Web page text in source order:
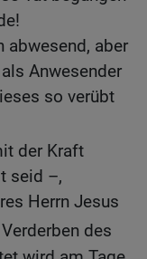
abwesend, aber
Anwesender
so verübt
der Kraft
seid –,
Herrn Jesus
des